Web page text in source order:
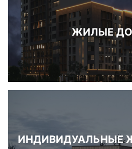
ЖИЛЫЕ
ИНДИВИДУАЛЬНЫЕ